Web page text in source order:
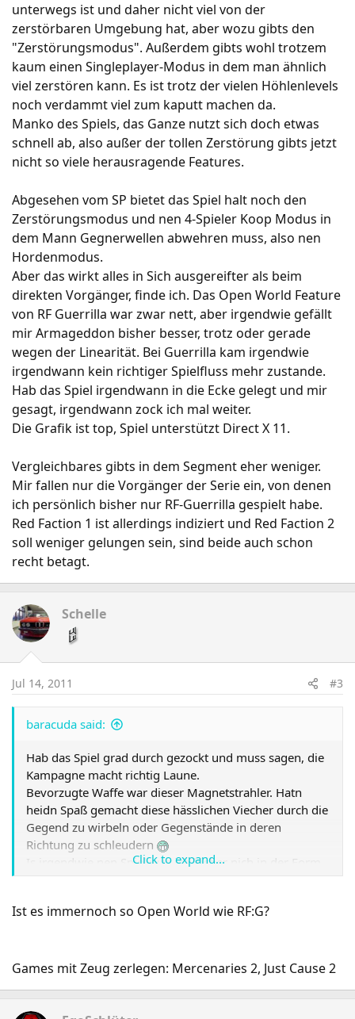
unterwegs ist und daher nicht viel von der
zerstörbaren Umgebung hat, aber wozu gibts den
"Zerstörungsmodus". Außerdem gibts wohl trotzem
kaum einen Singleplayer-Modus in dem man ähnlich
viel zerstören kann. Es ist trotz der vielen Höhlenlevels
noch verdammt viel zum kaputt machen da.
Manko des Spiels, das Ganze nutzt sich doch etwas
schnell ab, also außer der tollen Zerstörung gibts jetzt
nicht so viele herausragende Features.
Abgesehen vom SP bietet das Spiel halt noch den
Zerstörungsmodus und nen 4-Spieler Koop Modus in
dem Mann Gegnerwellen abwehren muss, also nen
Hordenmodus.
Aber das wirkt alles in Sich ausgereifter als beim
direkten Vorgänger, finde ich. Das Open World Feature
von RF Guerrilla war zwar nett, aber irgendwie gefällt
mir Armageddon bisher besser, trotz oder gerade
wegen der Linearität. Bei Guerrilla kam irgendwie
irgendwann kein richtiger Spielfluss mehr zustande.
Hab das Spiel irgendwann in die Ecke gelegt und mir
gesagt, irgendwann zock ich mal weiter.
Die Grafik ist top, Spiel unterstützt Direct X 11.
Vergleichbares gibts in dem Segment eher weniger.
Mir fallen nur die Vorgänger der Serie ein, von denen
ich persönlich bisher nur RF-Guerrilla gespielt habe.
Red Faction 1 ist allerdings indiziert und Red Faction 2
soll weniger gelungen sein, sind beide auch schon
recht betagt.
Schelle
Jul 14, 2011 #3
baracuda said:
Hab das Spiel grad durch gezockt und muss sagen, die
Kampagne macht richtig Laune.
Bevorzugte Waffe war dieser Magnetstrahler. Hatn
heidn Spaß gemacht diese hässlichen Viecher durch die
Gegend zu wirbeln oder Gegenstände in deren
Richtung zu schleudern
Is irgendwie nen Spiel was ich bisher nich in der Form
gesehen habe. So viel Zeuch was man zerstören oder
Gibts da vllt nochn paar Games mit ähnlich kaputtbarer
Click to expand...
Ist es immernoch so Open World wie RF:G?
Games mit Zeug zerlegen: Mercenaries 2, Just Cause 2